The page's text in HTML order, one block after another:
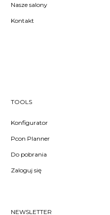
Nasze salony
Kontakt
TOOLS
Konfigurator
Pcon Planner
Do pobrania
Zaloguj się
NEWSLETTER